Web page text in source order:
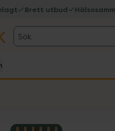
Brett utbud
Sök